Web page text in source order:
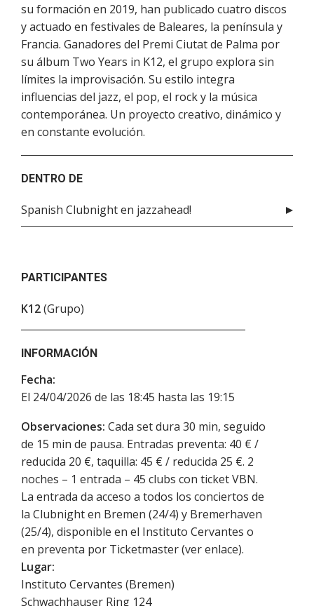
su formación en 2019, han publicado cuatro discos
y actuado en festivales de Baleares, la península y
Francia. Ganadores del Premi Ciutat de Palma por
su álbum Two Years in K12, el grupo explora sin
límites la improvisación. Su estilo integra
influencias del jazz, el pop, el rock y la música
contemporánea. Un proyecto creativo, dinámico y
en constante evolución.
DENTRO DE
Spanish Clubnight en jazzahead!
PARTICIPANTES
K12(Grupo)
INFORMACIÓN
Fecha:
El 24/04/2026 de las 18:45 hasta las 19:15
Observaciones: Cada set dura 30 min, seguido
de 15 min de pausa. Entradas preventa: 40 € /
reducida 20 €, taquilla: 45 € / reducida 25 €. 2
noches – 1 entrada – 45 clubs con ticket VBN.
La entrada da acceso a todos los conciertos de
la Clubnight en Bremen (24/4) y Bremerhaven
(25/4), disponible en el Instituto Cervantes o
en preventa por Ticketmaster (ver enlace).
Lugar:
Instituto Cervantes (Bremen)
Schwachhauser Ring 124